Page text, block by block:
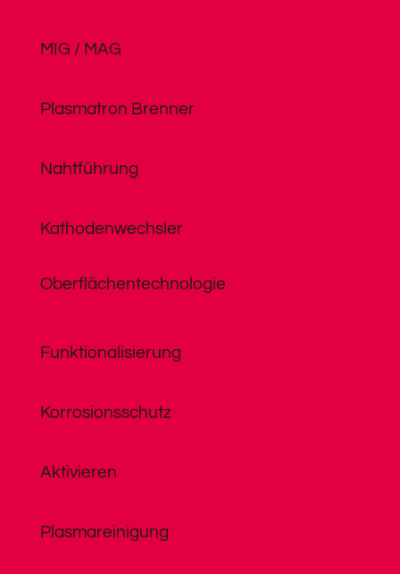
MIG / MAG
Plasmatron Brenner
Nahtführung
Kathodenwechsler
Oberflächentechnologie
Funktionalisierung
Korrosionsschutz
Aktivieren
Plasmareinigung